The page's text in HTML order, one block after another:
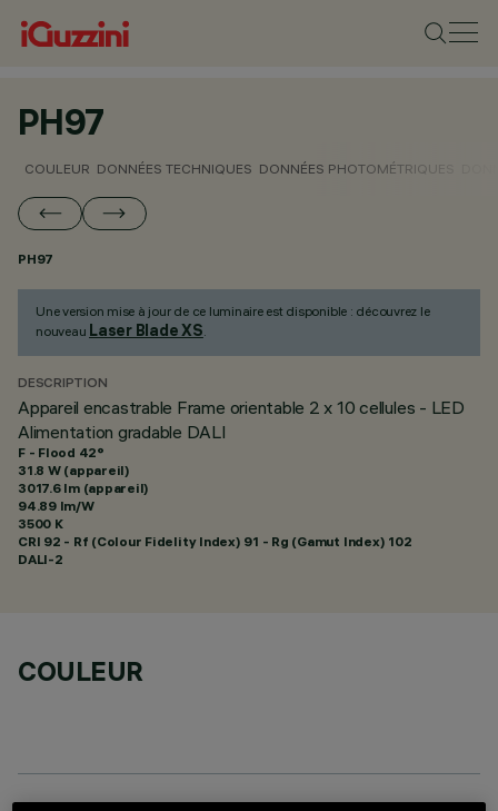
PH97
COULEUR DONNÉES TECHNIQUES DONNÉES PHOTOMÉTRIQUES
PH97
Une version mise à jour de ce luminaire est disponible : découvrez le
nouveau Laser Blade XS.
DESCRIPTION
Appareil encastrable Frame orientable 2 x 10 cellules - LED
Alimentation gradable DALI
F - Flood 42°
31.8 W (appareil)
3017.6 lm (appareil)
94.89 lm/W
3500 K
CRI 92 - Rf (Colour Fidelity Index) 91 - Rg (Gamut Index) 102
DALI-2
COULEUR